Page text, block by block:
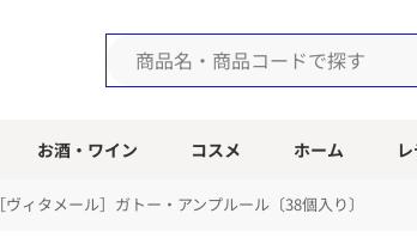
お酒・ワイン コスメ ホーム
［ヴィタメール］ガトー・アンプルール〔38個入り〕